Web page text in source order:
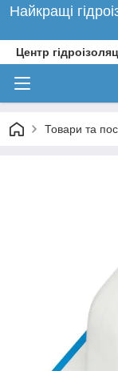
Найкращі
Центр
Товари та